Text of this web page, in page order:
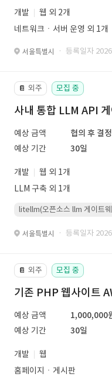
개발
웹 외 2개
네트워크ㆍ서버 운영 외 1개
서울특별시 · 등록일자
📔 외주 모집 중
사내 통합 LLM API
예상 금액
협의 후 결정
예상 기간
30일
개발
웹 외 1개
LLM 구축 외 1개
litellm(오픈소스 llm 게이트
서울특별시 · 등록일자
📔 외주 모집 중
기존 PHP 웹사이트
예상 금액
1,000,000
예상 기간
30일
개발
웹
홈페이지ㆍ게시판